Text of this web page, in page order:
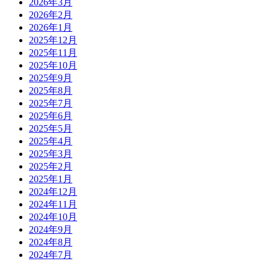
2026年3月
2026年2月
2026年1月
2025年12月
2025年11月
2025年10月
2025年9月
2025年8月
2025年7月
2025年6月
2025年5月
2025年4月
2025年3月
2025年2月
2025年1月
2024年12月
2024年11月
2024年10月
2024年9月
2024年8月
2024年7月